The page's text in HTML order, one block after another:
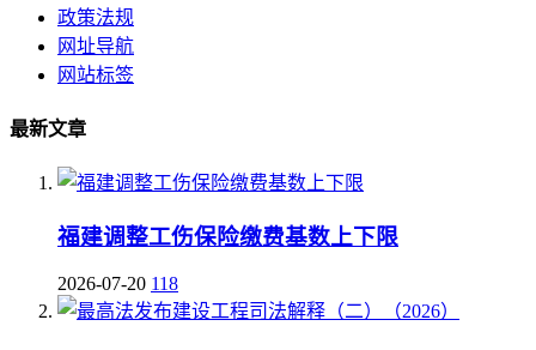
政策法规
网址导航
网站标签
最新文章
福建调整工伤保险缴费基数上下限
2026-07-20 118